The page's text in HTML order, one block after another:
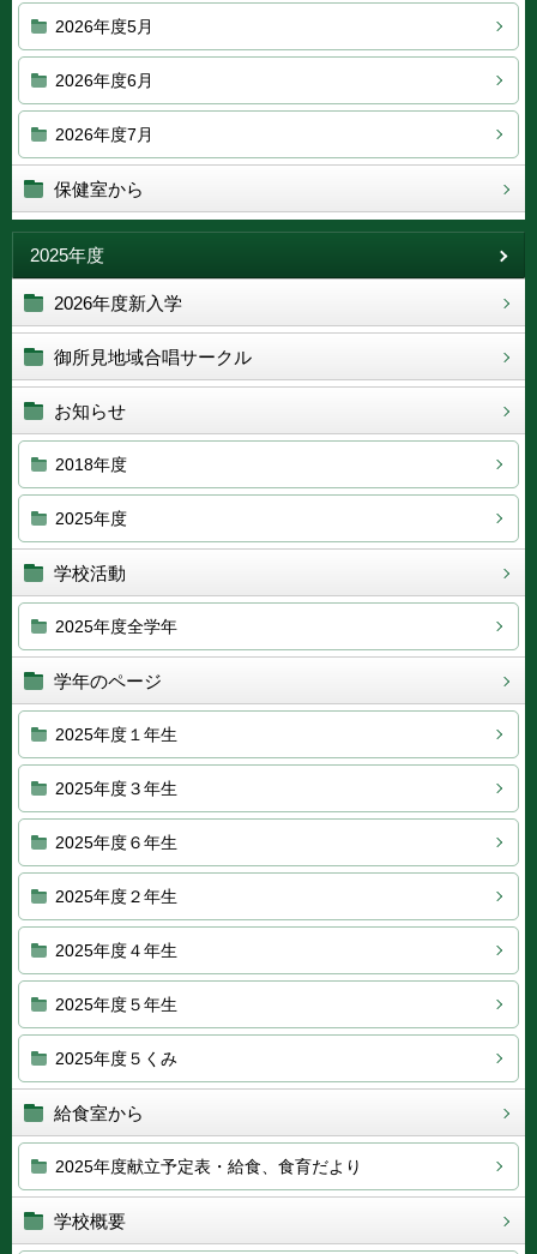
2026年度5月
2026年度6月
2026年度7月
保健室から
2025年度
2026年度新入学
御所見地域合唱サークル
お知らせ
2018年度
2025年度
学校活動
2025年度全学年
学年のページ
2025年度１年生
2025年度３年生
2025年度６年生
2025年度２年生
2025年度４年生
2025年度５年生
2025年度５くみ
給食室から
2025年度献立予定表・給食、食育だより
学校概要